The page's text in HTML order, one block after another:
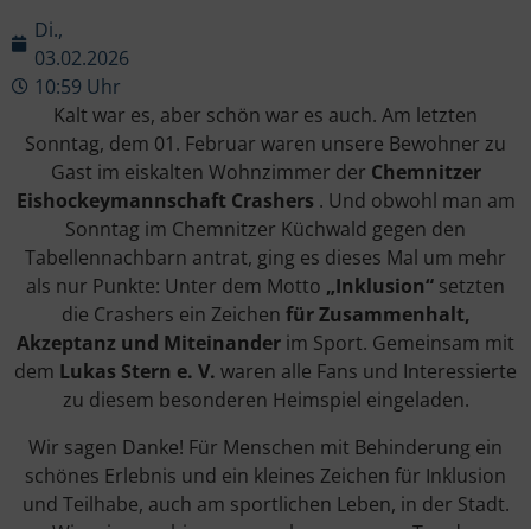
Di.,
03.02.2026
10:59 Uhr
Kalt war es, aber schön war es auch. Am letzten
Sonntag, dem 01. Februar waren unsere Bewohner zu
Gast im eiskalten Wohnzimmer der Chemnitzer
Eishockeymannschaft Crashers . Und obwohl man am
Sonntag im Chemnitzer Küchwald gegen den
Tabellennachbarn antrat, ging es dieses Mal um mehr
als nur Punkte: Unter dem Motto „Inklusion“ setzten
die Crashers ein Zeichen für Zusammenhalt,
Akzeptanz und Miteinander im Sport. Gemeinsam mit
dem Lukas Stern e. V. waren alle Fans und Interessierte
zu diesem besonderen Heimspiel eingeladen.
Wir sagen Danke! Für Menschen mit Behinderung ein
schönes Erlebnis und ein kleines Zeichen für Inklusion
und Teilhabe, auch am sportlichen Leben, in der Stadt.